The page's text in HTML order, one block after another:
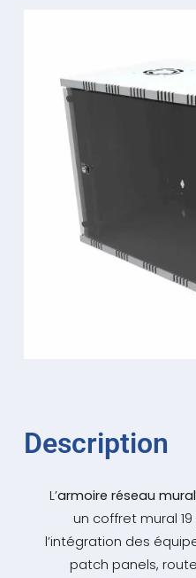
Description
L’armoire réseau
un coffret mural
l’intégration des
patch panels,